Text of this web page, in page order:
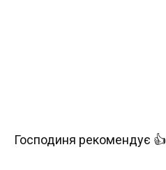
Господиня рекомендує 👍